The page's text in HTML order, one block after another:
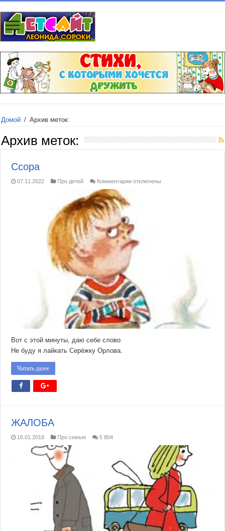
Домой / Архив меток:
Архив меток:
Ссора
07.11.2022 Про детей Комментариикотключены
Вот с этой минуты, даю себе слово
Не буду я лайкать Серёжку Орлова.
Читать далее
ЖАЛОБА
16.01.2018 Про семью 5 804